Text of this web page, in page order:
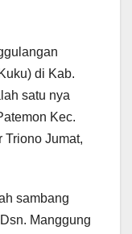
di Kab.
satu nya
Kec.
Triono Jumat,
sambang
Manggung